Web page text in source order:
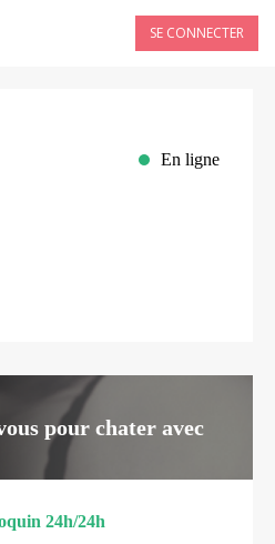
SE CONNECTER
En ligne
pour chater avec
24h/24h